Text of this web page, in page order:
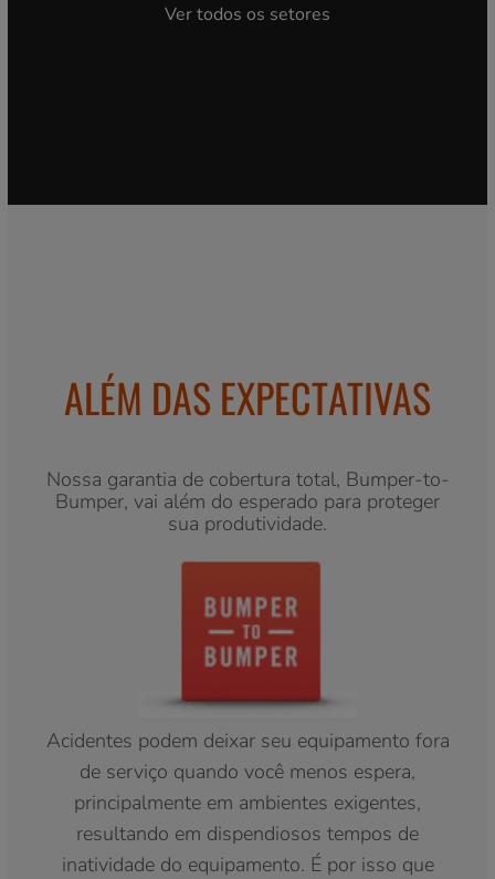
Ver todos os setores
ALÉM DAS EXPECTATIVAS
Nossa garantia de cobertura total, Bumper-to-
Bumper, vai além do esperado para proteger
sua produtividade.
Acidentes podem deixar seu equipamento fora
de serviço quando você menos espera,
principalmente em ambientes exigentes,
resultando em dispendiosos tempos de
inatividade do equipamento. É por isso que